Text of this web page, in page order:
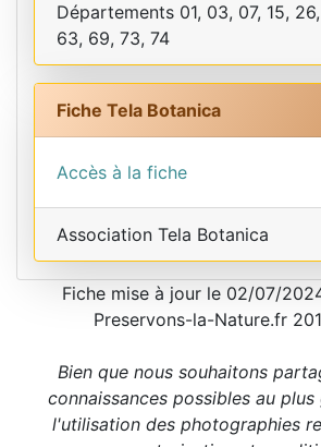
Départements 01, 03, 07, 15,
63, 69, 73, 74
Fiche Tela Botanica
Accès à la fiche
Association Tela Botanica
Fiche mise à jour le 02/07/
Preservons-la-Nature.fr
Bien que nous souhaitons
connaissances possibles au
l'utilisation des photographies